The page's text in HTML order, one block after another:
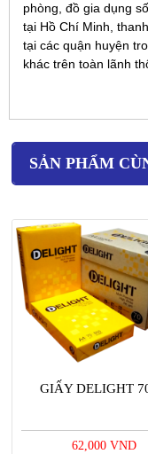
phòng, đồ gia dụng
tại Hồ Chí Minh,
tại các quận huyện
khác trên toàn lãnh
SẢN PHẨM
GIẤY DELIGHT
62,000 VND